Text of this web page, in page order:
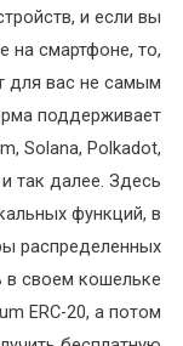
и если вы
на смартфоне, то,
для вас не самым
поддерживает
Solana, Polkadot,
так далее. Здесь
функций, в
распределенных
в своем кошельке
ERC-20, а потом